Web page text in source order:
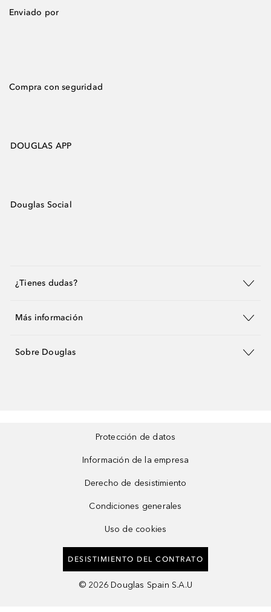
Enviado por
Compra con seguridad
DOUGLAS APP
Douglas Social
¿Tienes dudas?
Más información
Sobre Douglas
Protección de datos
Información de la empresa
Derecho de desistimiento
Condiciones generales
Uso de cookies
DESISTIMIENTO DEL CONTRATO
© 2026 Douglas Spain S.A.U